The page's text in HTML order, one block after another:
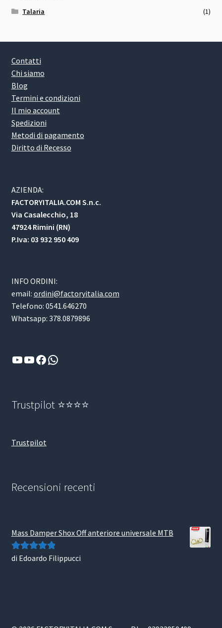
Talaria
(1)
Contatti
Chi siamo
Blog
Termini e condizioni
Il mio account
Spedizioni
Metodi di pagamento
Diritto di Recesso
AZIENDA:
FACTORYITALIA.COM S.n.c.
Via Casalecchio, 18
47924 Rimini (RN)
P.Iva: 03 932 950 409
INFO ORDINI:
email: ordini@factoryitalia.com
Telefono: 0541.646270
Whatsapp: 378.0879896
YouTube
YouTube
Facebook
WhatsApp
Trustpilot ⭐⭐⭐⭐
Trustpilot
Recensioni recenti
Mass Damper Shox Off anteriore universale MTB
Valutato5su
di Edoardo Filippucci